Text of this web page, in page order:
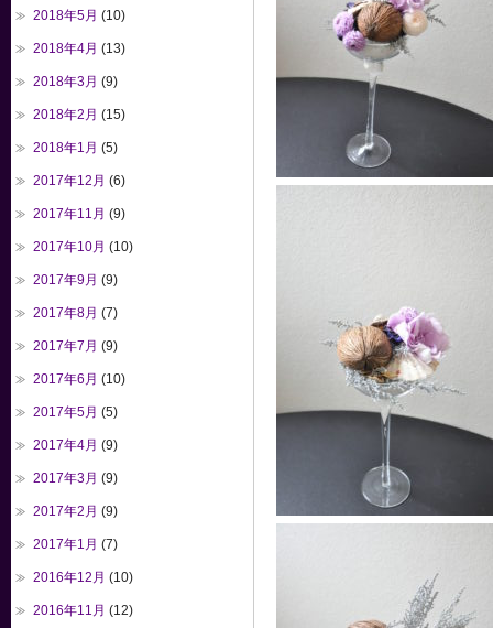
2018年5月 (10)
2018年4月 (13)
2018年3月 (9)
2018年2月 (15)
2018年1月 (5)
2017年12月 (6)
2017年11月 (9)
2017年10月 (10)
2017年9月 (9)
2017年8月 (7)
2017年7月 (9)
2017年6月 (10)
2017年5月 (5)
2017年4月 (9)
2017年3月 (9)
2017年2月 (9)
2017年1月 (7)
2016年12月 (10)
2016年11月 (12)